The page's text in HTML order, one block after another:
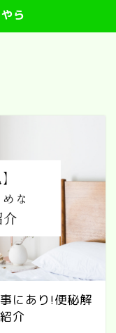
ら
にあり!便秘解
介